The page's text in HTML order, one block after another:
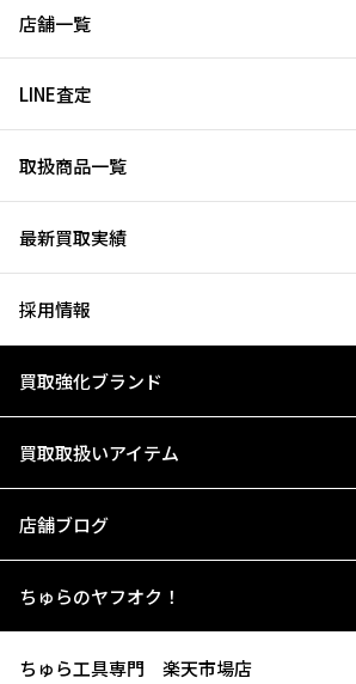
店舗一覧
LINE査定
取扱商品一覧
最新買取実績
採用情報
買取強化ブランド
買取取扱いアイテム
店舗ブログ
ちゅらのヤフオク！
ちゅら工具専門 楽天市場店